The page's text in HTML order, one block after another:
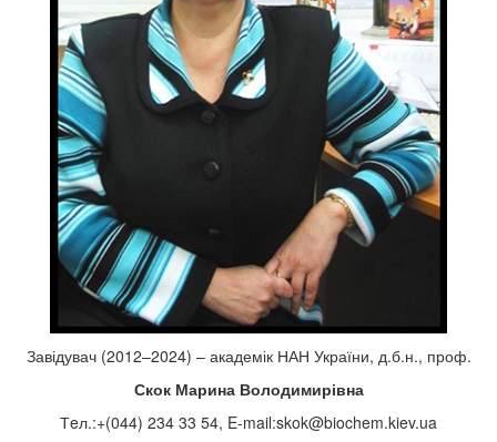
Завідувач (2012–2024) – академік НАН України, д.б.н., проф.
Скок Марина Володимирівна
Тeл.:+(044) 234 33 54, E-mail:skok@biochem.kiev.ua